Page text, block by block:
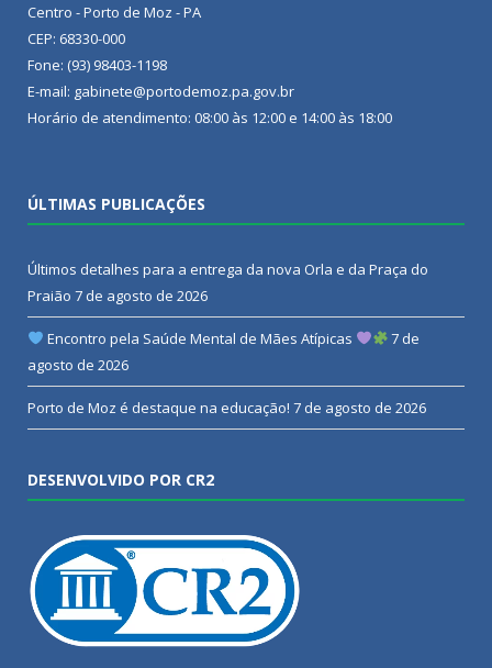
Centro - Porto de Moz - PA
CEP: 68330-000
Fone: (93) 98403-1198
E-mail: gabinete@portodemoz.pa.gov.br
Horário de atendimento: 08:00 às 12:00 e 14:00 às 18:00
ÚLTIMAS PUBLICAÇÕES
Últimos detalhes para a entrega da nova Orla e da Praça do
Praião 7 de agosto de 2026
Encontro pela Saúde Mental de Mães Atípicas
7 de
agosto de 2026
Porto de Moz é destaque na educação! 7 de agosto de 2026
DESENVOLVIDO POR CR2